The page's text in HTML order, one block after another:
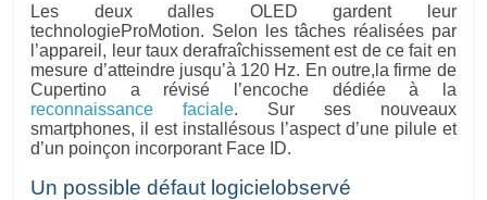
Les deux dalles OLED gardent leur
technologieProMotion. Selon les tâches réalisées par
l’appareil, leur taux derafraîchissement est de ce fait en
mesure d’atteindre jusqu’à 120 Hz. En outre,la firme de
Cupertino a révisé l’encoche dédiée à la
reconnaissance faciale. Sur ses nouveaux
smartphones, il est installésous l’aspect d’une pilule et
d’un poinçon incorporant Face ID.
Un possible défaut logicielobservé